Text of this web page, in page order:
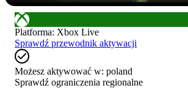
Platforma: Xbox Live
Sprawdź przewodnik aktywacji
Możesz aktywować w: poland
Sprawdź ograniczenia regionalne